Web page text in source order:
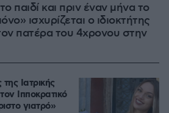
παιδί και πριν έναν μήνα το
ισχυρίζεται ο ιδιοκτήτης
πατέρα του 4χρονου στην
Ιατρικής
Ιπποκρατικό
γιατρό»